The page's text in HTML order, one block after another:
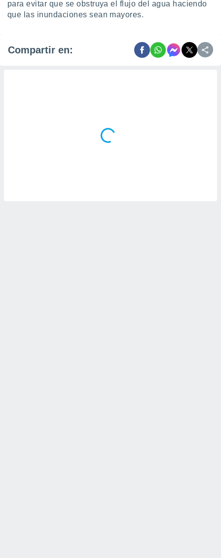
para evitar que se obstruya el flujo del agua haciendo
que las inundaciones sean mayores.
Compartir en: